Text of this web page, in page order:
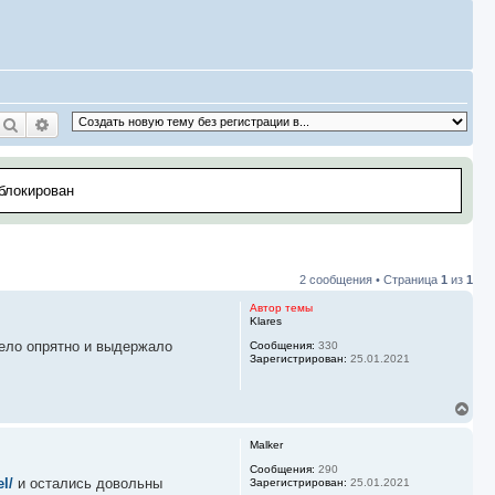
Поиск Расширенный поиск
2 сообщения • Страница 1 из 1
Автор темы
Klares
Сообщения: 330
Зарегистрирован: 25.01.2021
опрятно и выдержало
Malker
Сообщения: 290
Зарегистрирован: 25.01.2021
и остались довольны